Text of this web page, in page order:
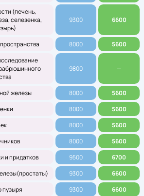
(печень,
селезенка,
9300 6600
8000
5600
9800 —
железы 8000
5600
8000
5600
8000
5600
8000
5600
и придатков
9500
6700
9300
6600
пузыря
9300
6600